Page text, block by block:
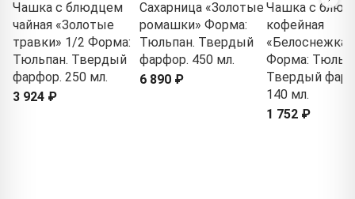
Чашка с блюдцем
чайная «Золотые
травки» 1/2 Форма:
Тюльпан. Твердый
фарфор. 250 мл.
3 924 ₽
Сахарница «Золотые
ромашки» Форма:
Тюльпан. Твердый
фарфор. 450 мл.
6 890 ₽
Чашка с
кофейная
Форма:
Твердый
140 мл.
1 752 ₽